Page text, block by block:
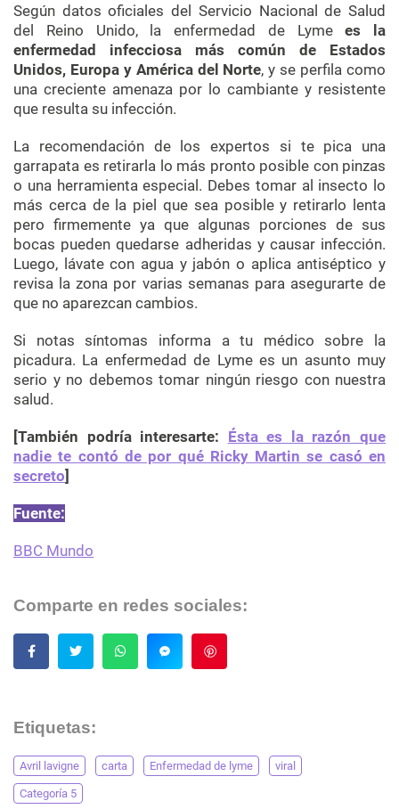
Según datos oficiales del Servicio Nacional de Salud
del Reino Unido, la enfermedad de Lymees la
enfermedad infecciosa más común de Estados
Unidos, Europa y América del Norte, y se perfila como
una creciente amenaza por lo cambiante y resistente
que resulta su infección.
La recomendación de los expertos si te pica una
garrapata es retirarla lo más pronto posible con pinzas
o una herramienta especial. Debes tomar al insecto lo
más cerca de la piel que sea posible y retirarlo lenta
pero firmemente ya que algunas porciones de sus
bocas pueden quedarse adheridas y causar infección.
Luego, lávate con agua y jabón o aplica antiséptico y
revisa la zona por varias semanas para asegurarte de
que no aparezcan cambios.
Si notas síntomas informa a tu médico sobre la
picadura. La enfermedad de Lyme es un asunto muy
serio y no debemos tomar ningún riesgo con nuestra
salud.
[También podría interesarte: Ésta es la razón que
nadie te contó de por qué Ricky Martin se casó en
secreto]
Fuente:
BBC Mundo
Comparte en redes sociales:
Etiquetas:
Avril lavigne carta Enfermedad de lyme viral
Categoría 5